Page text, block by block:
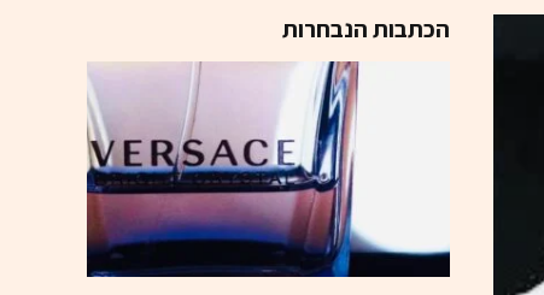
הכתבות הנבחרות